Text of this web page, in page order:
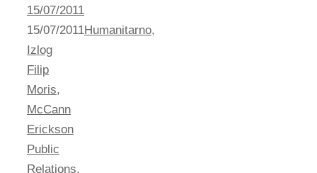
15/07/2011
15/07/2011Humanitarno,
Izlog
Filip
Moris,
McCann
Erickson
Public
Relations,